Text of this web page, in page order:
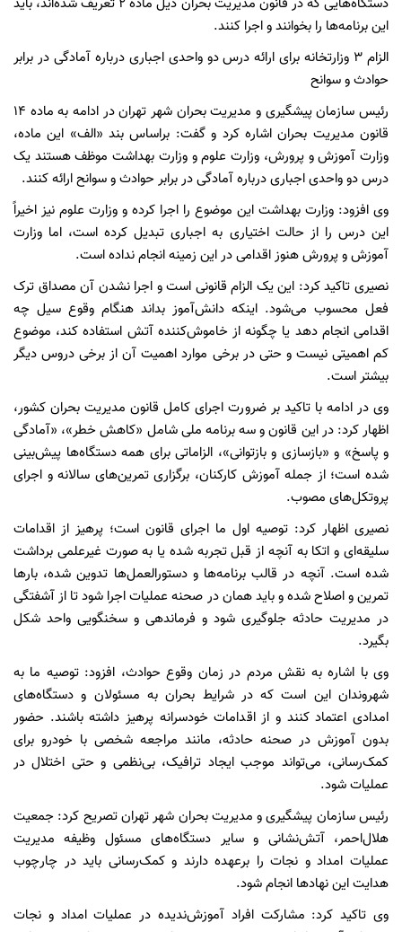
این برنامه‌ها را بخوانند و اجرا کنند.
الزام ۳ وزارتخانه برای ارائه درس دو واحدی اجباری درباره آمادگی در برابر
حوادث و سوانح
رئیس سازمان پیشگیری و مدیریت بحران شهر تهران در ادامه به ماده ۱۴
قانون مدیریت بحران اشاره کرد و گفت: براساس بند «الف» این ماده،
وزارت آموزش و پرورش، وزارت علوم و وزارت بهداشت موظف هستند یک
درس دو واحدی اجباری درباره آمادگی در برابر حوادث و سوانح ارائه کنند.
وی افزود: وزارت بهداشت این موضوع را اجرا کرده و وزارت علوم نیز اخیراً
این درس را از حالت اختیاری به اجباری تبدیل کرده است، اما وزارت
آموزش و پرورش هنوز اقدامی در این زمینه انجام نداده است.
نصیری تاکید کرد: این یک الزام قانونی است و اجرا نشدن آن مصداق ترک
فعل محسوب می‌شود. اینکه دانش‌آموز بداند هنگام وقوع سیل چه
اقدامی انجام دهد یا چگونه از خاموش‌کننده آتش استفاده کند، موضوع
کم اهمیتی نیست و حتی در برخی موارد اهمیت آن از برخی دروس دیگر
بیشتر است.
وی در ادامه با تاکید بر ضرورت اجرای کامل قانون مدیریت بحران کشور،
اظهار کرد: در این قانون و سه برنامه ملی شامل «کاهش خطر»، «آمادگی
و پاسخ» و «بازسازی و بازتوانی»، الزاماتی برای همه دستگاه‌ها پیش‌بینی
شده است؛ از جمله آموزش کارکنان، برگزاری تمرین‌های سالانه و اجرای
پروتکل‌های مصوب.
نصیری اظهار کرد: توصیه اول ما اجرای قانون است؛ پرهیز از اقدامات
سلیقه‌ای و اتکا به آنچه از قبل تجربه شده یا به صورت غیرعلمی برداشت
شده است. آنچه در قالب برنامه‌ها و دستورالعمل‌ها تدوین شده، بارها
تمرین و اصلاح شده و باید همان در صحنه عملیات اجرا شود تا از آشفتگی
در مدیریت حادثه جلوگیری شود و فرماندهی و سخنگویی واحد شکل
بگیرد.
وی با اشاره به نقش مردم در زمان وقوع حوادث، افزود: توصیه ما به
شهروندان این است که در شرایط بحران به مسئولان و دستگاه‌های
امدادی اعتماد کنند و از اقدامات خودسرانه پرهیز داشته باشند. حضور
بدون آموزش در صحنه حادثه، مانند مراجعه شخصی با خودرو برای
کمک‌رسانی، می‌تواند موجب ایجاد ترافیک، بی‌نظمی و حتی اختلال در
عملیات شود.
رئیس سازمان پیشگیری و مدیریت بحران شهر تهران تصریح کرد: جمعیت
هلال‌احمر، آتش‌نشانی و سایر دستگاه‌های مسئول وظیفه مدیریت
عملیات امداد و نجات را برعهده دارند و کمک‌رسانی باید در چارچوب
هدایت این نهادها انجام شود.
وی تاکید کرد: مشارکت افراد آموزش‌ندیده در عملیات امداد و نجات